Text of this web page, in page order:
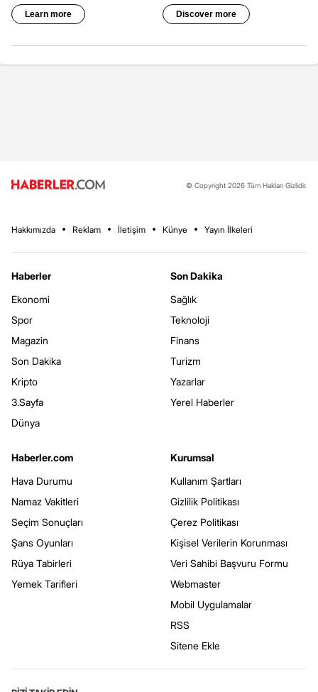
© Copyright 2026 Tüm Hakları Gizlidir.
Hakkımızda Reklam İletişim Künye Yayın İlkeleri
Haberler
Ekonomi
Spor
Magazin
Son Dakika
Kripto
3.Sayfa
Dünya
Son Dakika
Sağlık
Teknoloji
Finans
Turizm
Yazarlar
Yerel Haberler
Haberler.com
Hava Durumu
Namaz Vakitleri
Seçim Sonuçları
Şans Oyunları
Rüya Tabirleri
Yemek Tarifleri
Kurumsal
Kullanım Şartları
Gizlilik Politikası
Çerez Politikası
Kişisel Verilerin Korunması
Veri Sahibi Başvuru Formu
Webmaster
Mobil Uygulamalar
RSS
Sitene Ekle